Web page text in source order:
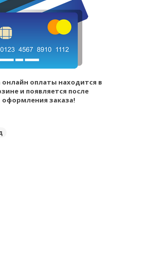
онлайн оплаты находится в
и появляется после
оформления заказа!